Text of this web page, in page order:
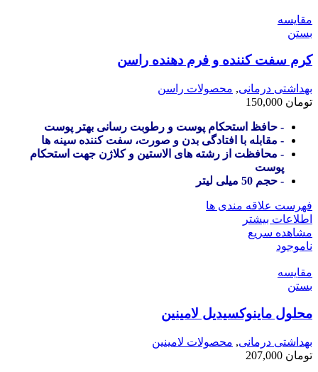
مقایسه
بستن
کرم سفت کننده و فرم دهنده راسن
بهداشتی درمانی, محصولات راسن
تومان
- حافظ استحکام پوست و رطوبت رسانی بهتر پوست
- مقابله با افتادگی بدن و صورت، سفت کننده سینه ها
- محافظت از رشته های الاستین و کلاژن جهت استحکام
پوست
- حجم 50 میلی لیتر
فهرست علاقه مندی ها
اطلاعات بیشتر
مشاهده سریع
ناموجود
مقایسه
بستن
محلول ماینوکسیدیل لامینین
بهداشتی درمانی, محصولات لامینین
تومان